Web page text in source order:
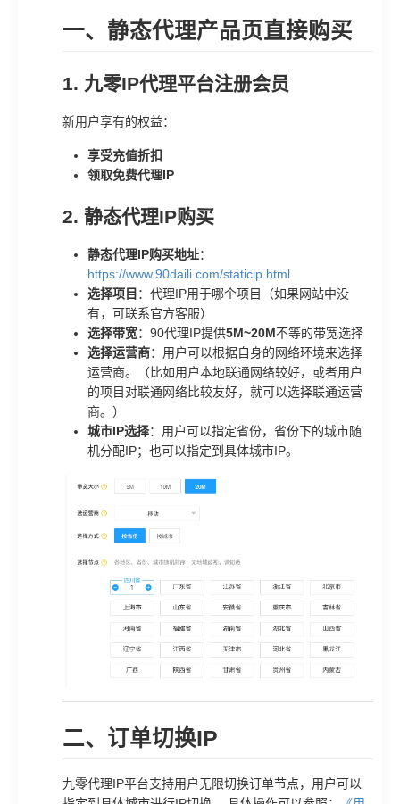
一、静态代理产品页直接购买
1. 九零IP代理平台注册会员
新用户享有的权益：
享受充值折扣
领取免费代理IP
2. 静态代理IP购买
静态代理IP购买地址：
https://www.90daili.com/staticip.html
选择项目 ：代理IP用于哪个项目（如果网站中没
有，可联系官方客服）
选择带宽：90代理IP提供5M~20M不等的带宽选择
选择运营商：用户可以根据自身的网络环境来选择
运营商。（比如用户本地联通网络较好，或者用户
的项目对联通网络比较友好，就可以选择联通运营
商。）
城市IP选择：用户可以指定省份，省份下的城市随
机分配IP；也可以指定到具体城市IP。
二、订单切换IP
九零代理IP平台支持用户无限切换订单节点，用户可以